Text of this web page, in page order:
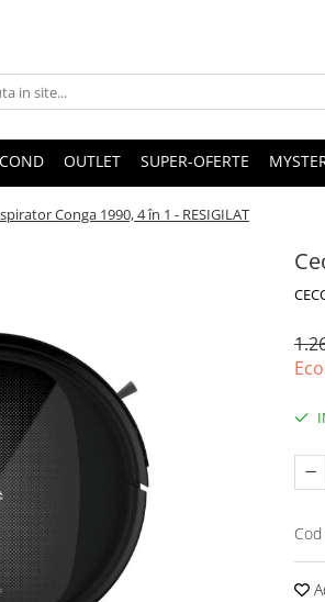
OUTLET SUPER-OFERTE
Conga 1990, 4 în 1 - RESIGILAT